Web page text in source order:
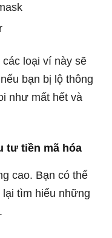
loại ví này sẽ
bạn bị lộ thông
như mất hết và
tư tiền mã hóa
cao. Bạn có thể
tìm hiểu những